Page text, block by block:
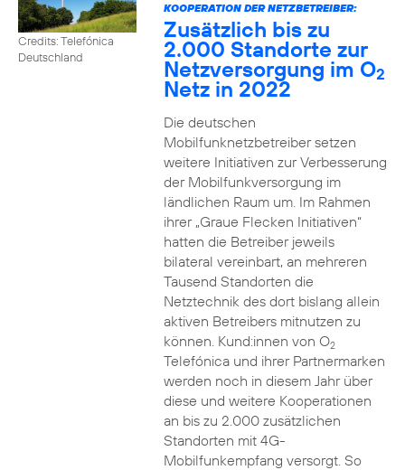
Credits: Telefónica
Deutschland
KOOPERATION DER NETZBETREIBER:
Zusätzlich bis zu
2.000 Standorte zur
Netzversorgung im O2
Netz in 2022
Die deutschen
Mobilfunknetzbetreiber setzen
weitere Initiativen zur Verbesserung
der Mobilfunkversorgung im
ländlichen Raum um. Im Rahmen
ihrer „Graue Flecken Initiativen“
hatten die Betreiber jeweils
bilateral vereinbart, an mehreren
Tausend Standorten die
Netztechnik des dort bislang allein
aktiven Betreibers mitnutzen zu
können. Kund:innen von O2
Telefónica und ihrer Partnermarken
werden noch in diesem Jahr über
diese und weitere Kooperationen
an bis zu 2.000 zusätzlichen
Standorten mit 4G-
Mobilfunkempfang versorgt. So